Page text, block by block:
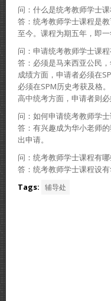
问：什么是统考教师学士课
答：统考教师学士课程是
至今。课程为期五年，即
问：申请统考教师学士课
答：必须是马来西亚公民
成绩方面，申请者必须在
必须在SPM历史考获及格。
高中统考方面，申请者则必
问：如何申请统考教师学士
答：有兴趣成为华小老师
出申请。
问：统考教师学士课程有
答：统考教师学士课程设
Tags: 辅导处